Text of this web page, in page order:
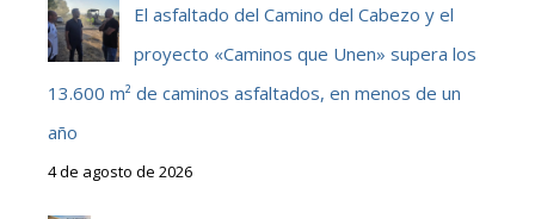
El asfaltado del Camino del Cabezo y el
proyecto «Caminos que Unen» supera los
13.600 m² de caminos asfaltados, en menos de un
año
4 de agosto de 2026